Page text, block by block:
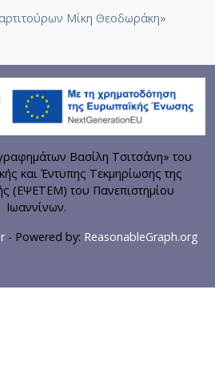
Μίκη Θεοδωράκη»
Βασίλη Τσιτσάνη» του
και Έντυπης Τεκμηρίωσης της
(ΕΨΕΤΕΜ) του Πανεπιστημίου
Ιωαννίνων.
- Powered by: ReasonableGraph.org